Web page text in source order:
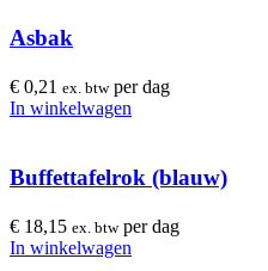
Asbak
€ 0,21 ex. btwper dag
In winkelwagen
Buffettafelrok (blauw)
€ 18,15 ex. btwper dag
In winkelwagen